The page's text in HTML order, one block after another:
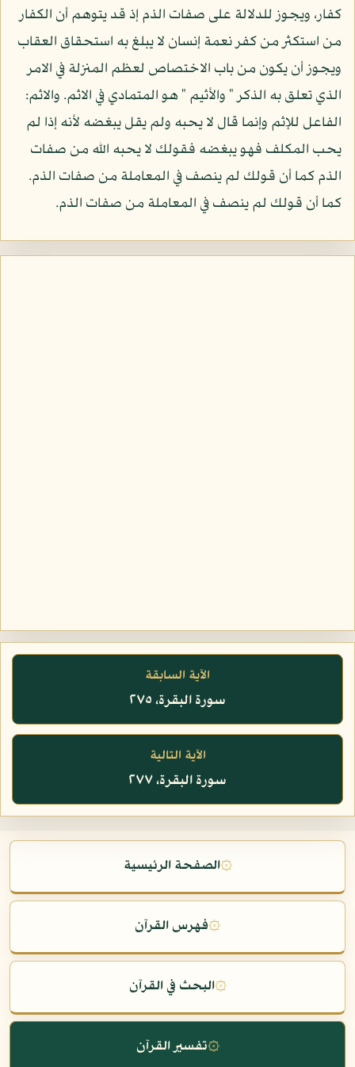
كفار، ويجوز للدلالة على صفات الذم إذ قد يتوهم أن الكفار
من استكثر من كفر نعمة إنسان لا يبلغ به استحقاق العقاب
ويجوز أن يكون من باب الاختصاص لعظم المنزلة في الامر
الذي تعلق به الذكر " والأثيم " هو المتمادي في الاثم. والاثم:
الفاعل للإثم وإنما قال لا يحبه ولم يقل يبغضه لأنه إذا لم
يحب المكلف فهو يبغضه فقولك لا يحبه الله من صفات
الذم كما أن قولك لم ينصف في المعاملة من صفات الذم.
كما أن قولك لم ينصف في المعاملة من صفات الذم.
الآية السابقة
سورة البقرة، ٢٧٥
الآية التالية
سورة البقرة، ٢٧٧
۞الصفحة الرئيسية
۞فهرس القرآن
۞البحث في القرآن
۞تفسير القرآن